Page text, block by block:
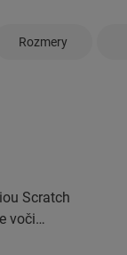
Rozmery
Scratch
voči